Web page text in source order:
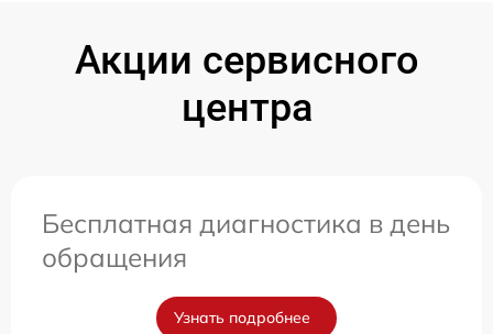
Акции сервисного
центра
Бесплатная диагностика в день
обращения
Узнать подробнее